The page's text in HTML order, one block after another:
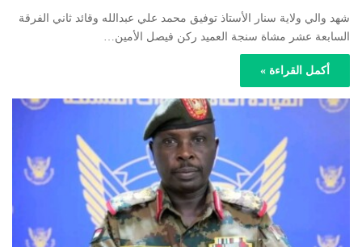
شهد والي ولاية سنار الأستاذ توفيق محمد علي عبدالله وقائد ثاني الفرقة
السابعة عشر مشاة سنجة العميد ركن فيصل الأمين…
أكمل القراءة »